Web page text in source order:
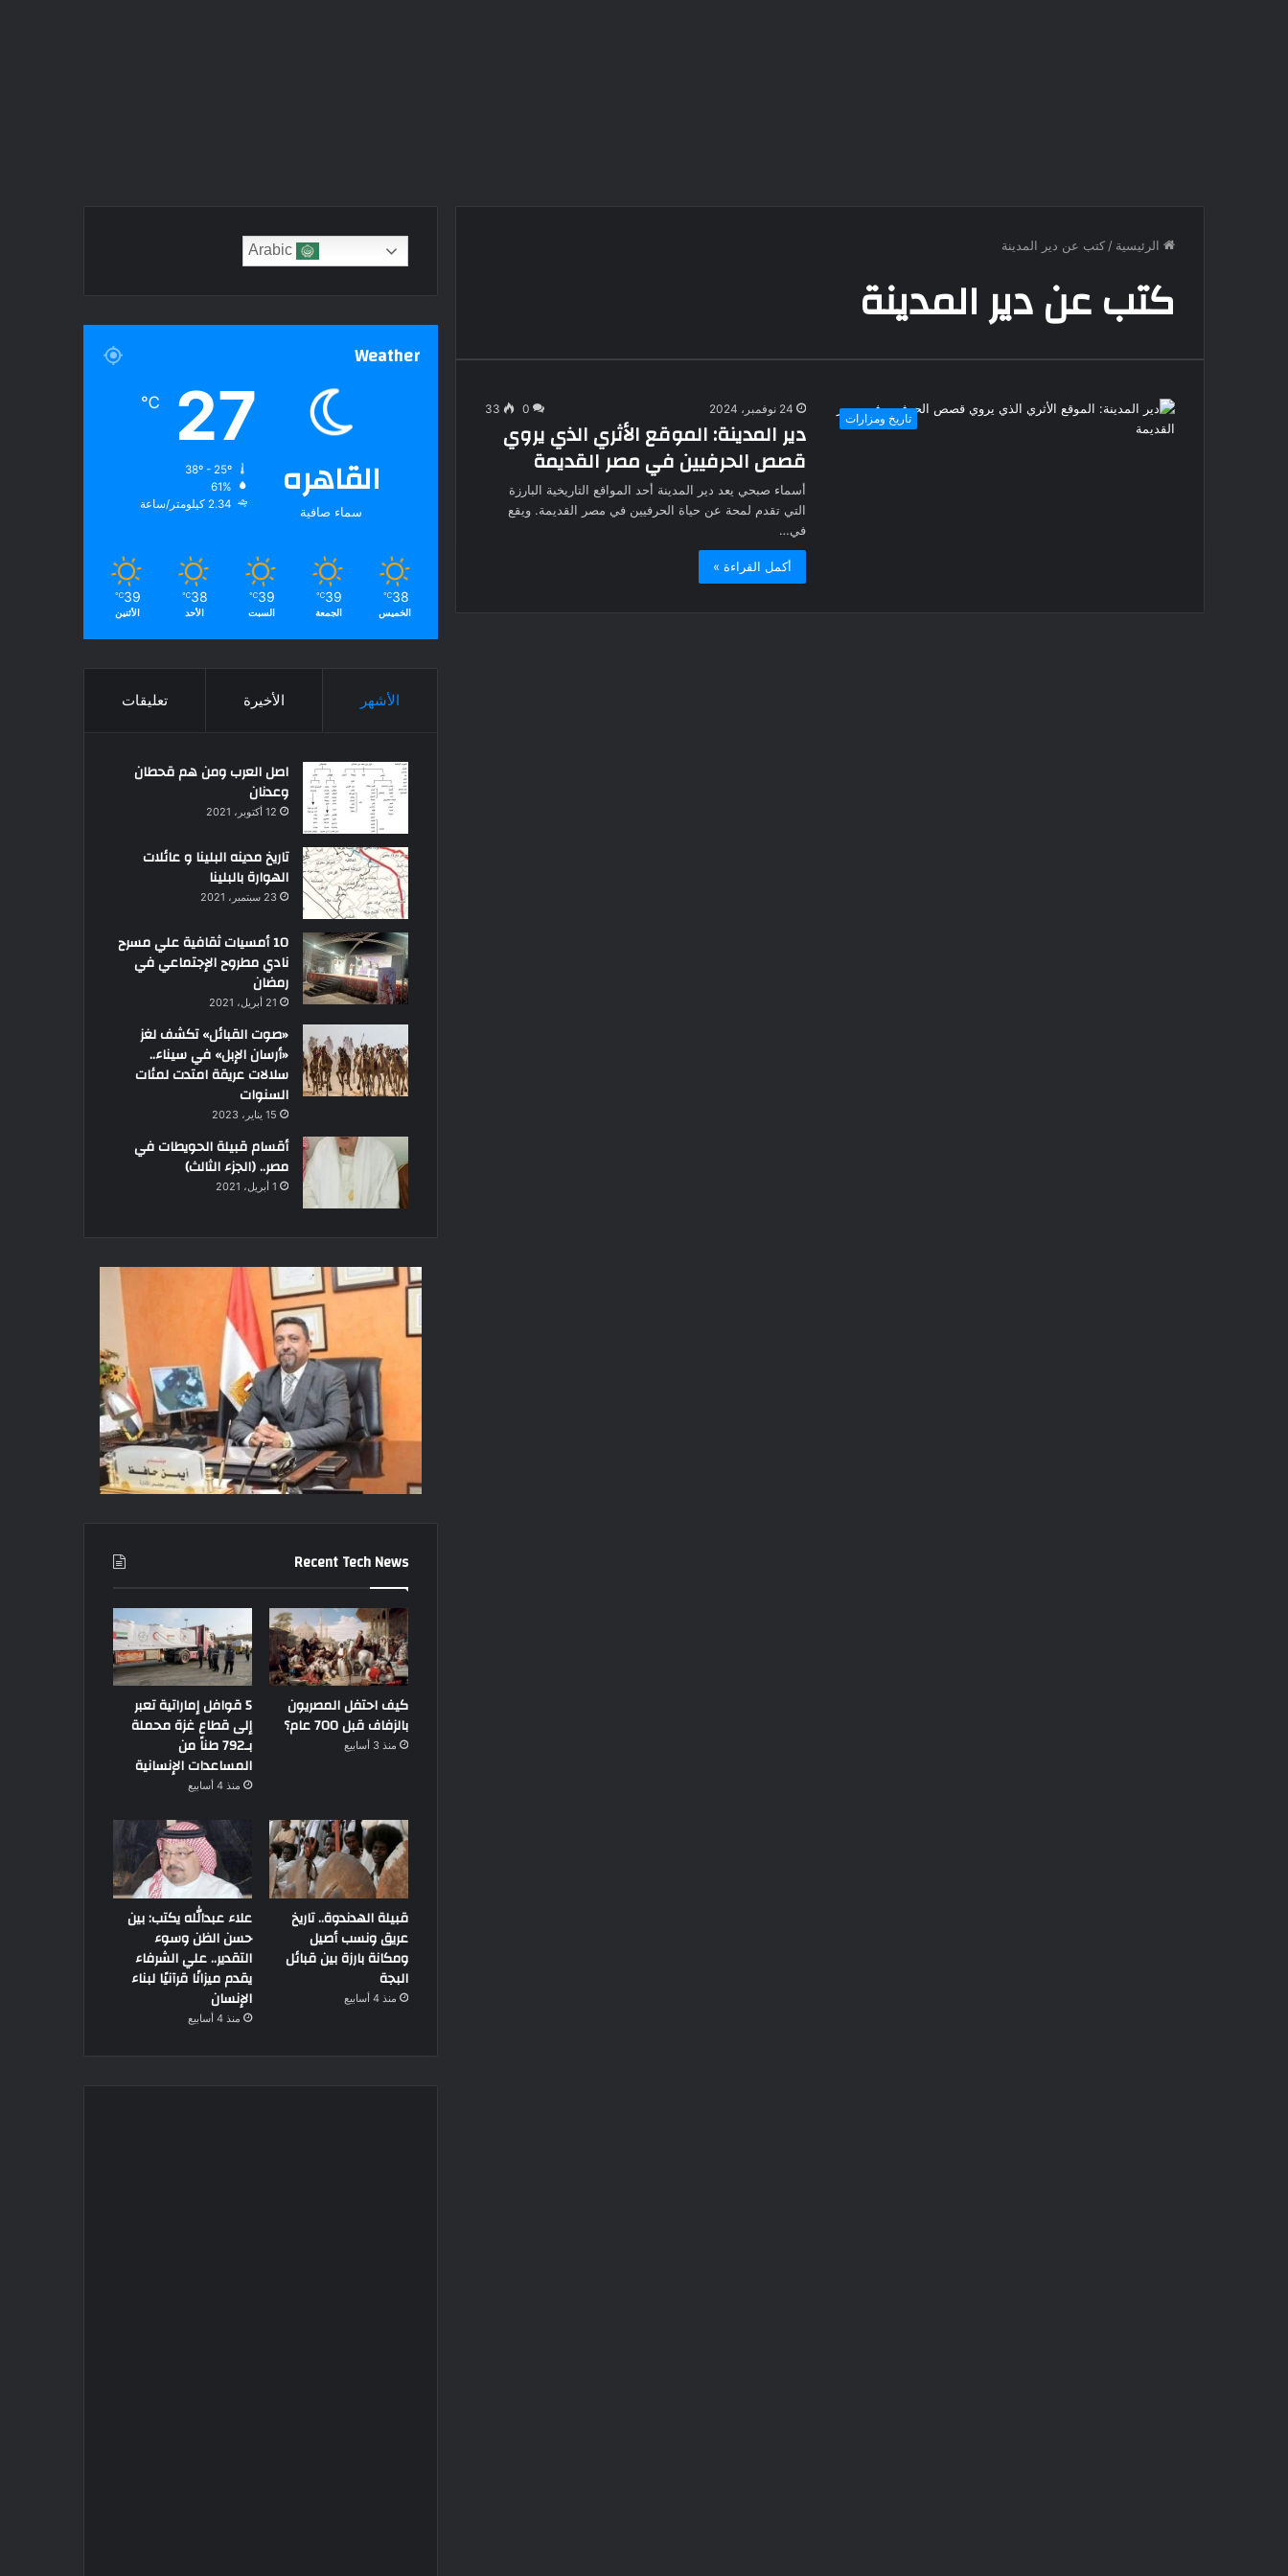
الرئيسية / كتب عن دير المدينة
كتب عن دير المدينة
تاريخ ومزارات
24 نوفمبر، 2024 0
33
دير المدينة: الموقع الأثري الذي يروي
قصص الحرفيين في مصر القديمة
أسماء صبحي يعد دير المدينة أحد المواقع التاريخية البارزة
التي تقدم لمحة عن حياة الحرفيين في مصر القديمة. ويقع
في…
أكمل القراءة »
Arabic
Weather
القاهره
سماء صافية
27
℃
61%
2.34 كيلومتر/ساعة
38
℃
الخميس
39
℃
الجمعة
39
℃
السبت
38
℃
الأحد
39
℃
الأثنين
الأشهر الأخيرة تعليقات
اصل العرب ومن هم قحطان
وعدنان
12 أكتوبر، 2021
تاريخ مدينه البلينا و عائلات
الهوارة بالبلينا
23 سبتمبر، 2021
10 أمسيات ثقافية علي مسرح
نادي مطروح الإجتماعي في
رمضان
21 أبريل، 2021
«صوت القبائل» تكشف لغز
«أرسان الإبل» في سيناء..
سلالات عريقة امتدت لمئات
السنوات
15 يناير، 2023
أقسام قبيلة الحويطات في
مصر.. (الجزء الثالث)
1 أبريل، 2021
Recent Tech News
كيف احتفل المصريون
بالزفاف قبل 700 عام؟
منذ 3 أسابيع
5 قوافل إماراتية تعبر
إلى قطاع غزة محملة
بـ792 طناً من
المساعدات الإنسانية
منذ 4 أسابيع
قبيلة الهدندوة.. تاريخ
عريق ونسب أصيل
ومكانة بارزة بين قبائل
البجة
منذ 4 أسابيع
علاء عبدالله يكتب: بين
حسن الظن وسوء
التقدير.. علي الشرفاء
يقدم ميزانًا قرآنيًا لبناء
الإنسان
منذ 4 أسابيع